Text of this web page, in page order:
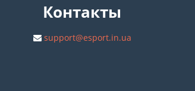
Контакты
support@esport.in.ua